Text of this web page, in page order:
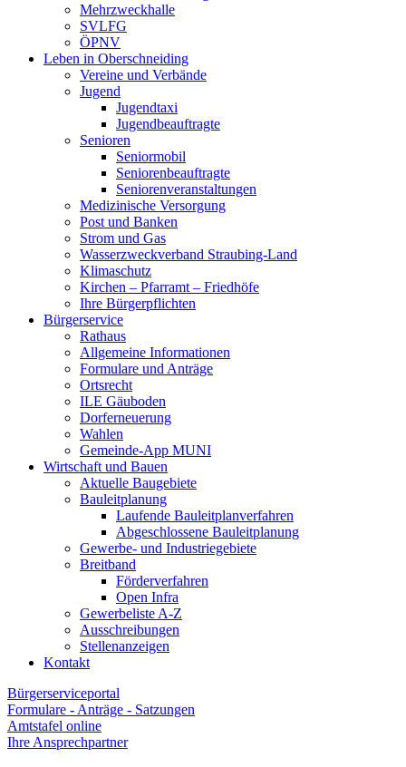
Mehrzweckhalle
SVLFG
ÖPNV
Leben in Oberschneiding
Vereine und Verbände
Jugend
Jugendtaxi
Jugendbeauftragte
Senioren
Seniormobil
Seniorenbeauftragte
Seniorenveranstaltungen
Medizinische Versorgung
Post und Banken
Strom und Gas
Wasserzweckverband Straubing-Land
Klimaschutz
Kirchen – Pfarramt – Friedhöfe
Ihre Bürgerpflichten
Bürgerservice
Rathaus
Allgemeine Informationen
Formulare und Anträge
Ortsrecht
ILE Gäuboden
Dorferneuerung
Wahlen
Gemeinde-App MUNI
Wirtschaft und Bauen
Aktuelle Baugebiete
Bauleitplanung
Laufende Bauleitplanverfahren
Abgeschlossene Bauleitplanung
Gewerbe- und Industriegebiete
Breitband
Förderverfahren
Open Infra
Gewerbeliste A-Z
Ausschreibungen
Stellenanzeigen
Kontakt
Bürgerserviceportal
Formulare - Anträge - Satzungen
Amtstafel online
Ihre Ansprechpartner